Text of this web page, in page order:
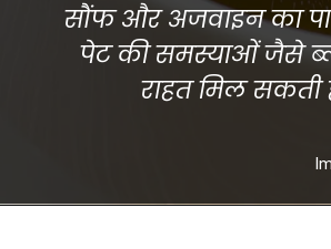
सौंफ और अजवाइन का
पेट की समस्याओं जैसे
राहत मिल सकती